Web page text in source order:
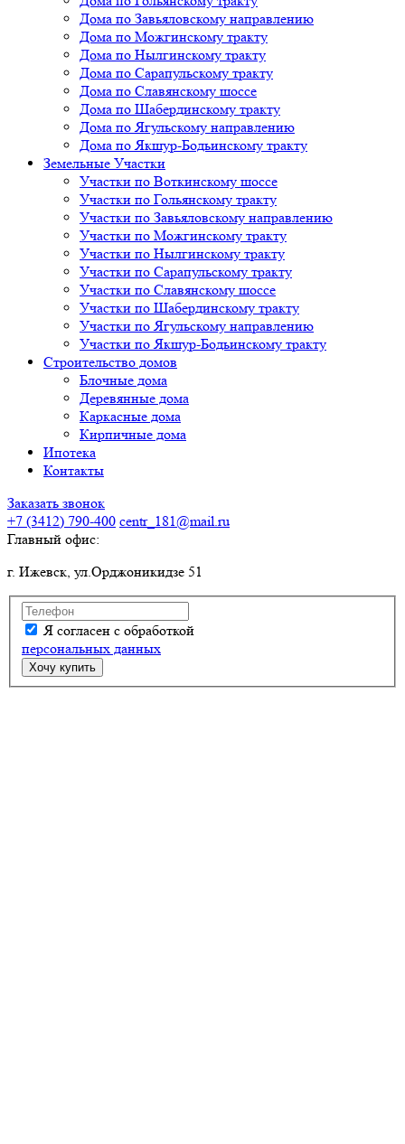
Дома по Завьяловскому направлению
Дома по Можгинскому тракту
Дома по Нылгинскому тракту
Дома по Сарапульскому тракту
Дома по Славянскому шоссе
Дома по Шабердинскому тракту
Дома по Ягульскому направлению
Дома по Якшур-Бодьинскому тракту
Земельные Участки
Участки по Воткинскому шоссе
Участки по Гольянскому тракту
Участки по Завьяловскому направлению
Участки по Можгинскому тракту
Участки по Нылгинскому тракту
Участки по Сарапульскому тракту
Участки по Славянскому шоссе
Участки по Шабердинскому тракту
Участки по Ягульскому направлению
Участки по Якшур-Бодьинскому тракту
Строительство домов
Блочные дома
Деревянные дома
Каркасные дома
Кирпичные дома
Ипотека
Контакты
Заказать звонок
+7 (3412) 790-400 centr_181@mail.ru
Главный офис:
г. Ижевск, ул.Орджоникидзе 51
Я согласен с обработкой
персональных данных